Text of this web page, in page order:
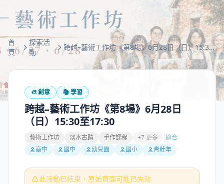
首
頁
探索活
動
跨越–藝術工作坊《第8場》6月28日（日）15:30至17:30
🎨創意 📚學習
跨越–藝術工作坊《第8場》6月28日
（日）15:30至17:30
藝術工作坊 淡水古蹟 手作課程 +7 更多
適合
高中
國中 幼兒園 國小 青壯年
此活動已結束，原始頁面可能已失效